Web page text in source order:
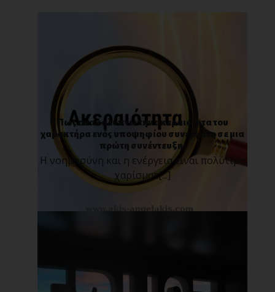
Πως ανακαλύπτω την ακεραιότητα του
χαρακτήρα ενός υποψηφίου συνεργάτη σε μια
πρώτη συνέντευξη;
Η νοημοσύνη και η ενέργεια είναι πολύτιμα
χαρίσματ[...]